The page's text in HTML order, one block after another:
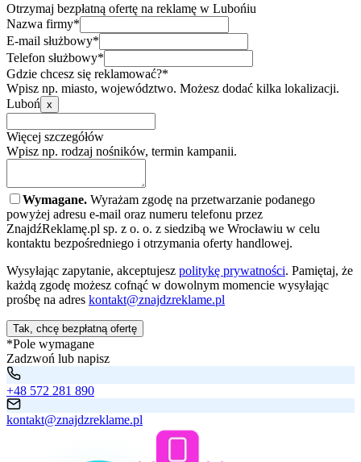
Otrzymaj bezpłatną ofertę na reklamę w Lubońiu
Nazwa firmy*
E-mail służbowy*
Telefon służbowy*
Gdzie chcesz się reklamować?*
Wpisz np. miasto, województwo. Możesz dodać kilka lokalizacji.
Luboń x
Więcej szczegółów
Wpisz np. rodzaj nośników, termin kampanii.
Wymagane. Wyrażam zgodę na przetwarzanie podanego
powyżej adresu e-mail oraz numeru telefonu przez
ZnajdźReklamę.pl sp. z o. o. z siedzibą we Wrocławiu w celu
kontaktu bezpośredniego i otrzymania oferty handlowej.
Wysyłając zapytanie, akceptujesz politykę prywatności. Pamiętaj, że
każdą zgodę możesz cofnąć w dowolnym momencie wysyłając
prośbę na adres kontakt@znajdzreklame.pl
Tak, chcę bezpłatną ofertę
*Pole wymagane
Zadzwoń lub napisz
+48 572 281 890
kontakt@znajdzreklame.pl